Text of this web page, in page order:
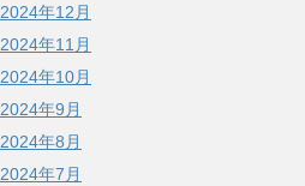
2024年12月
2024年11月
2024年10月
2024年9月
2024年8月
2024年7月